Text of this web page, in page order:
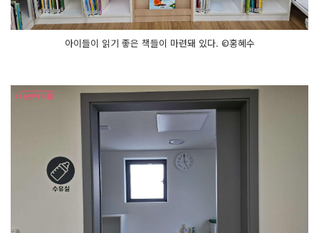
아이들이 읽기 좋은 책들이 마련돼 있다. ©홍혜수